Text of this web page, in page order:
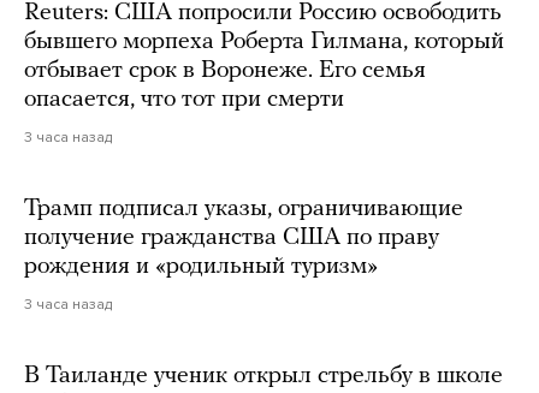
Reuters: США попросили Россию освободить
бывшего морпеха Роберта Гилмана, который
отбывает срок в Воронеже. Его семья
опасается, что тот при смерти
3 часа назад
Трамп подписал указы, ограничивающие
получение гражданства США по праву
рождения и «родильный туризм»
3 часа назад
В Таиланде ученик открыл стрельбу в школе